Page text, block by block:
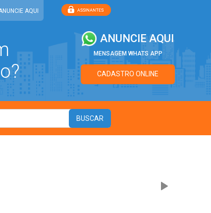
AQUI
ANUNCIE AQUI
MENSAGEM WHATS APP
CADASTRO ONLINE